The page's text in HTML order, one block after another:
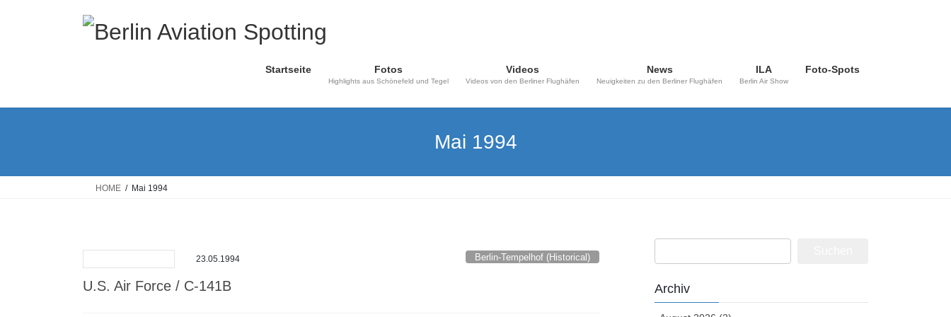
Startseite Fotos
Highlights aus Schönefeld und Tegel
Videos
Videos von den Berliner Flughäfen
News
Neuigkeiten zu den Berliner Flughäfen
ILA
Berlin Air Show
Foto-Spots
Mai 1994
HOME Mai 1994
23.05.1994 Berlin-Tempelhof (Historical)
U.S. Air Force / C-141B
nach:
Archiv